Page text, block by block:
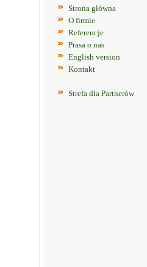
Strona główna
O firmie
Referencje
Prasa o nas
English version
Kontakt
Strefa dla Partnerów